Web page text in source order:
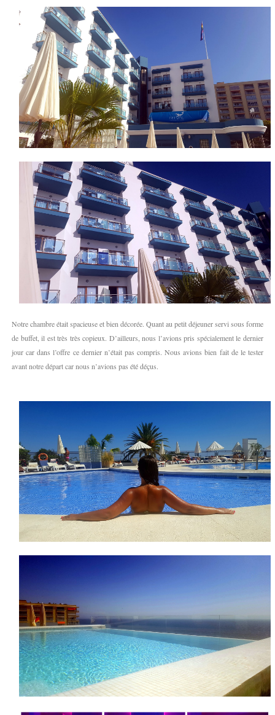
Notre chambre était spacieuse et bien décorée. Quant au petit déjeuner servi sous forme
de buffet, il est très très copieux. D’ailleurs, nous l’avions pris spécialement le dernier
jour car dans l’offre ce dernier n’était pas compris. Nous avions bien fait de le tester
avant notre départ car nous n’avions pas été déçus.